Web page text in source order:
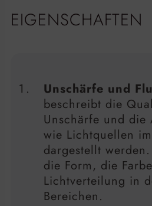
EIGENSCHAFTEN
Unschärfe und
beschreibt die
Unschärfe und die
wie Lichtquellen
dargestellt
die Form, die
Lichtverteilung in
Bereichen.